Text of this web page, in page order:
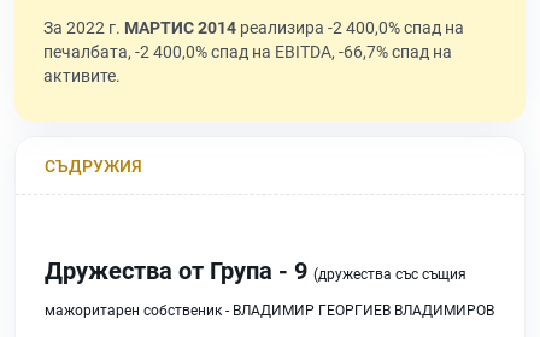
За 2022 г. МАРТИС 2014 реализира -2 400,0% спад на
печалбата, -2 400,0% спад на EBITDA, -66,7% спад на
активите.
СЪДРУЖИЯ
Дружества от Група - 9 (дружества със същия
мажоритарен собственик - ВЛАДИМИР ГЕОРГИЕВ ВЛАДИМИРОВ